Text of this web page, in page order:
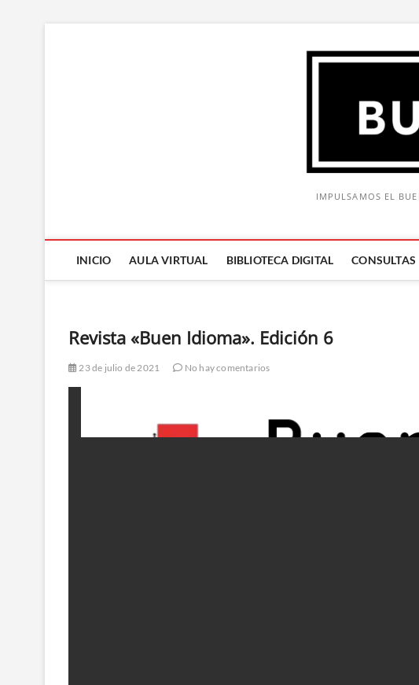
IMPULSAMOS EL
INICIO AULA VIRTUAL BIBLIOTECA DIGITAL CONSULTAS
Revista «Buen Idioma». Edición 6
23 de julio de 2021 No hay comentarios